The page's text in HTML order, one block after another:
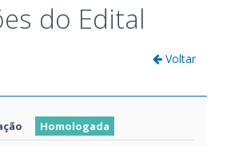
do Edital
Voltar
Homologada